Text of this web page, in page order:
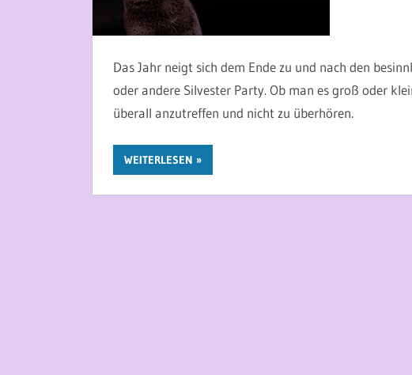
Das Jahr neigt sich dem Ende zu und nach den
oder andere Silvester Party. Ob man es groß oder
überall anzutreffen und nicht zu überhören.
WEITERLESEN